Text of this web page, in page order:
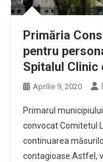
Primăria
pentru
Spitalul
Aprilie 9, 2020
Primarul
convocat Comitetul
continuarea
contagioase.Astfel,